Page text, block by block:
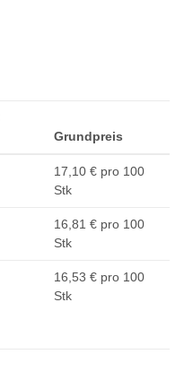
Grundpreis
17,10 € pro 100
Stk
16,81 € pro 100
Stk
16,53 € pro 100
Stk